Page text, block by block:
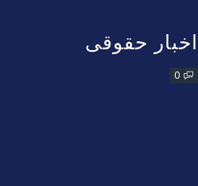
اخبار حقوقی
0